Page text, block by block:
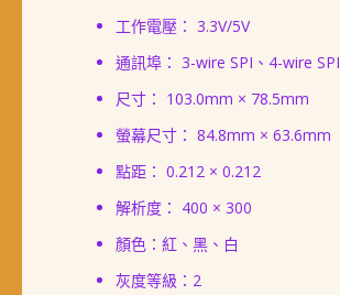
工作電壓： 3.3V/5V
通訊埠： 3-wire SPI、4-wire SPI
尺寸： 103.0mm × 78.5mm
螢幕尺寸： 84.8mm × 63.6mm
點距： 0.212 × 0.212
解析度： 400 × 300
顏色：紅、黑、白
灰度等級：2